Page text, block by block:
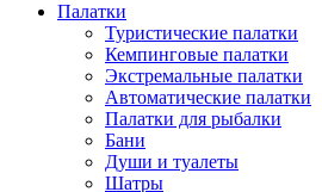
Палатки
Туристические палатки
Кемпинговые палатки
Экстремальные палатки
Автоматические палатки
Палатки для рыбалки
Бани
Души и туалеты
Шатры